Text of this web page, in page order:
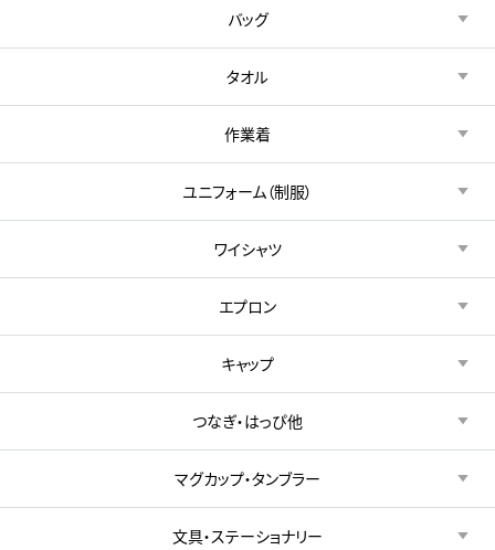
バッグ
タオル
作業着
ユニフォーム（制服）
ワイシャツ
エプロン
キャップ
つなぎ・はっぴ他
マグカップ・タンブラー
文具・ステーショナリー